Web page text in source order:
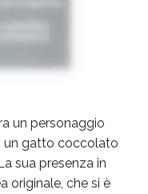
un personaggio
un gatto coccolato
sua presenza in
originale, che si è